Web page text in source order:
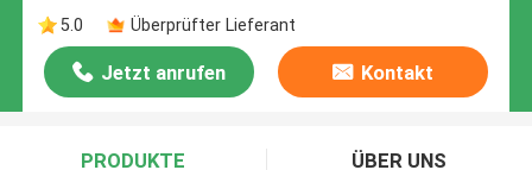
5.0
Überprüfter Lieferant
Jetzt anrufen Kontakt
PRODUKTE ÜBER UNS